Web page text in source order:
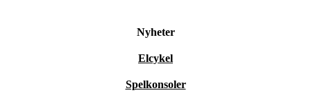
Nyheter
Elcykel
Spelkonsoler